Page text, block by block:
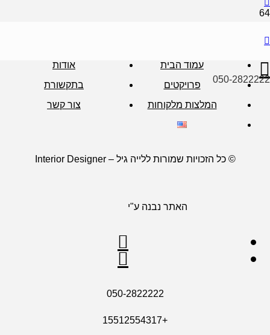
050-2822222
עמוד הבית
אודות
פרויקטים
בתקשורת
המלצות מלקוחות
צור קשר
© כל הזכויות שמורות ללייה גיל – Interior Designer
האתר נבנה ע"י
050-2822222
+15512554317